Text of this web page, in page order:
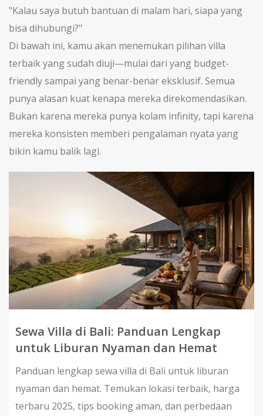
"Kalau saya butuh bantuan di malam hari, siapa yang
bisa dihubungi?"
Di bawah ini, kamu akan menemukan pilihan villa
terbaik yang sudah diuji—mulai dari yang budget-
friendly sampai yang benar-benar eksklusif. Semua
punya alasan kuat kenapa mereka direkomendasikan.
Bukan karena mereka punya kolam infinity, tapi karena
mereka konsisten memberi pengalaman nyata yang
bikin kamu balik lagi.
Sewa Villa di Bali: Panduan Lengkap
untuk Liburan Nyaman dan Hemat
Panduan lengkap sewa villa di Bali untuk liburan
nyaman dan hemat. Temukan lokasi terbaik, harga
terbaru 2025, tips booking aman, dan perbedaan